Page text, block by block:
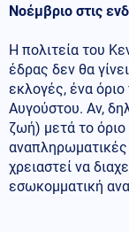
Νοέμβριο στις
Η πολιτεία του
έδρας δεν θα
εκλογές, ένα
Αυγούστου. Αν,
ζωή) μετά το όριο
αναπληρωματικές
χρειαστεί να
εσωκομματική